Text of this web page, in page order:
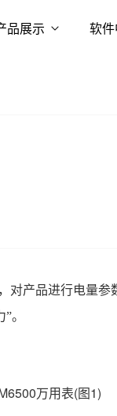
品展示 软
对产品进行电量参
。